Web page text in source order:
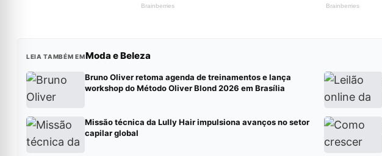
LEIA TAMBÉM EMModa e Beleza
Bruno Oliver retoma agenda de treinamentos e lança
workshop do Método Oliver Blond 2026 em Brasília
Missão técnica da Lully Hair impulsiona avanços no setor
capilar global